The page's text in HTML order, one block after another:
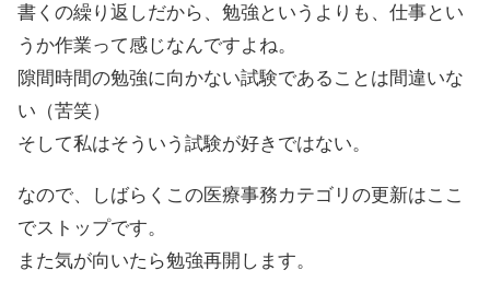
書くの繰り返しだから、勉強というよりも、仕事とい
うか作業って感じなんですよね。
隙間時間の勉強に向かない試験であることは間違いな
い（苦笑）
そして私はそういう試験が好きではない。
なので、しばらくこの医療事務カテゴリの更新はここ
でストップです。
また気が向いたら勉強再開します。